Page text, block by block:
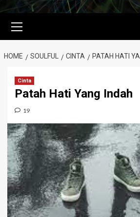
Menu
HOME SOULFUL CINTA PATAH HATI
Cinta
Patah Hati Yang Indah
19